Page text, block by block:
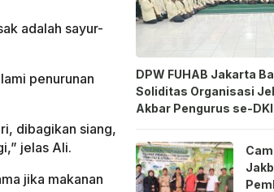
adalah sayur-
penurunan
dibagikan siang,
jelas Ali.
jika makanan
DPW FUHAB Jakarta
Soliditas Organisasi
Akbar Pengurus se-